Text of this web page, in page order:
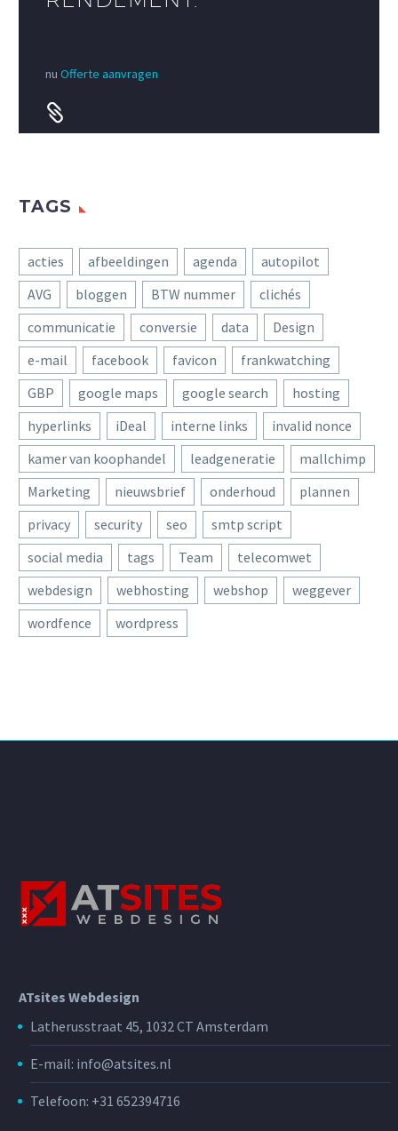
nu Offerte aanvragen


TAGS
acties afbeeldingen agenda
autopilot
AVG
bloggen BTW nummer
clichés
communicatie
conversie data
Design
e-mail
facebook favicon
frankwatching
GBP
google maps google search
hosting
hyperlinks
iDeal interne links
invalid nonce
kamer van koophandel
leadgeneratie
mallchimp
Marketing
nieuwsbrief onderhoud
plannen
privacy
security seo
smtp script
social media
tags Team
telecomwet
webdesign
webhosting webshop
weggever
wordfence
wordpress
ATsites Webdesign
Latherusstraat 45, 1032 CT Amsterdam
E-mail: info@atsites.nl
Telefoon: +31 652394716